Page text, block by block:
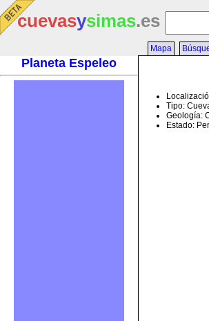
cuevasysimas.es
Planeta Espeleo
Mapa
Tipo:
Geología:
Estado: